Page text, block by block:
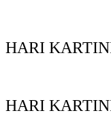
HARI
HARI